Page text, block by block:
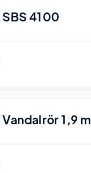
4100
1,9 m